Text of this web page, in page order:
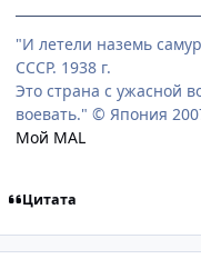
"И летели наземь
СССР. 1938 г.
Это страна с ужасной
воевать." © Япония
Мой MAL
Цитата